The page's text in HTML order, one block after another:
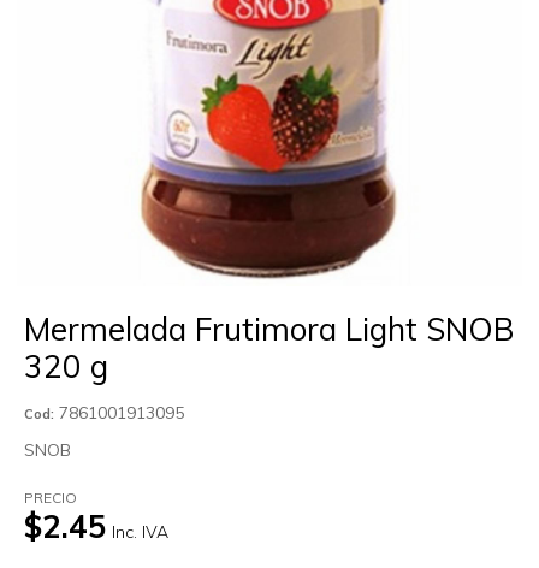
Mermelada Frutimora Light SNOB
320 g
Cod: 7861001913095
SNOB
PRECIO
$2.45 Inc. IVA